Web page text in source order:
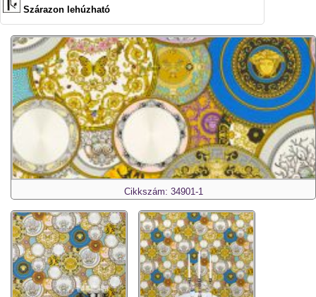
Szárazon lehúzható
Cikkszám: 34901-1